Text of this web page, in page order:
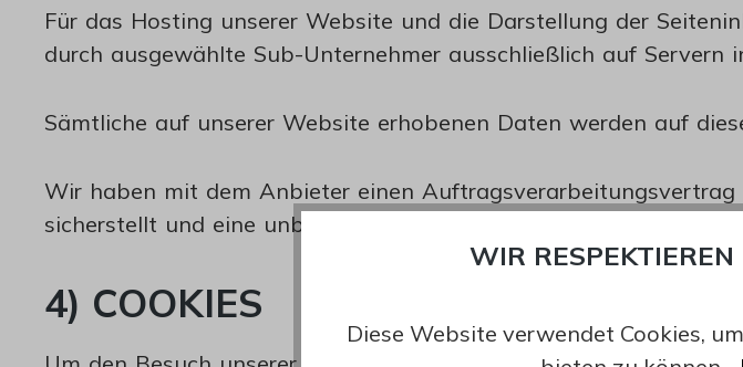
Für das Hosting unserer Website und die Darstellung der
durch ausgewählte Sub-Unternehmer ausschließlich auf Servern
Sämtliche auf unserer Website erhobenen Daten werden auf
Wir haben mit dem Anbieter einen
sicherstellt und eine unberechtigte Weitergabe an Dritte untersagt.
4) COOKIES
WIR
Diese Website verwendet Cookies,